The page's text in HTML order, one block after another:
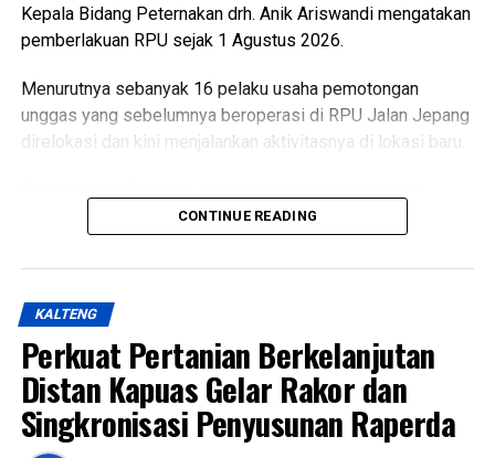
Kepala Bidang Peternakan drh. Anik Ariswandi mengatakan
pemberlakuan RPU sejak 1 Agustus 2026.
Menurutnya sebanyak 16 pelaku usaha pemotongan
unggas yang sebelumnya beroperasi di RPU Jalan Jepang
direlokasi dan kini menjalankan aktivitasnya di lokasi baru.
kualitas pelayanan sekaligus menghadirkan fasilitas
lingkungan,” katanya Kamis (6/8/2026).
Ia menjelaskan terkait kondisi RPU lama sudah tidak lagi
layak digunakan karena kondisi bangunan dan fasilitas
pendukung dinilai tidak memadai selain sistem
pengelolaan limbah berpotensi mencemari lingkungan.
Lebih lanjut ia menjelaskan RPU baru telah dilengkapi
CONTINUE READING
KALTENG
Perkuat Pertanian Berkelanjutan
Distan Kapuas Gelar Rakor dan
Singkronisasi Penyusunan Raperda